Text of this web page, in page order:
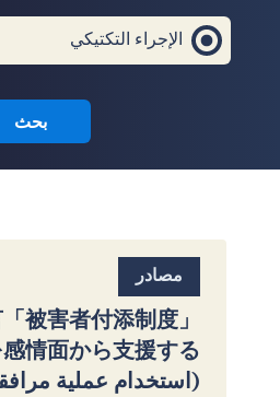
الإجراء التكتيكي
بحث
مصادر
情面から支援する
(استخدام عملية